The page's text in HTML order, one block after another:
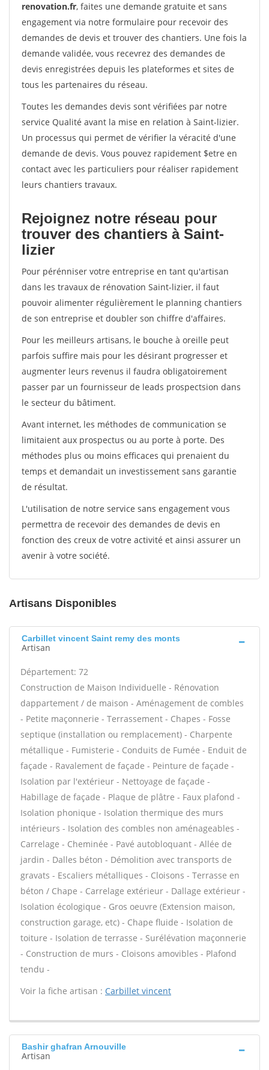
renovation.fr, faites une demande gratuite et sans
engagement via notre formulaire pour recevoir des
demandes de devis et trouver des chantiers. Une fois la
demande validée, vous recevrez des demandes de
devis enregistrées depuis les plateformes et sites de
tous les partenaires du réseau.
Toutes les demandes devis sont vérifiées par notre
service Qualité avant la mise en relation à Saint-lizier.
Un processus qui permet de vérifier la véracité d'une
demande de devis. Vous pouvez rapidement $etre en
contact avec les particuliers pour réaliser rapidement
leurs chantiers travaux.
Rejoignez notre réseau pour
trouver des chantiers à Saint-
lizier
Pour pérénniser votre entreprise en tant qu'artisan
dans les travaux de rénovation Saint-lizier, il faut
pouvoir alimenter régulièrement le planning chantiers
de son entreprise et doubler son chiffre d'affaires.
Pour les meilleurs artisans, le bouche à oreille peut
parfois suffire mais pour les désirant progresser et
augmenter leurs revenus il faudra obligatoirement
passer par un fournisseur de leads prospectsion dans
le secteur du bâtiment.
Avant internet, les méthodes de communication se
limitaient aux prospectus ou au porte à porte. Des
méthodes plus ou moins efficaces qui prenaient du
temps et demandait un investissement sans garantie
de résultat.
L'utilisation de notre service sans engagement vous
permettra de recevoir des demandes de devis en
fonction des creux de votre activité et ainsi assurer un
avenir à votre société.
Artisans Disponibles
Carbillet vincent Saint remy des monts
Artisan
Département: 72
Construction de Maison Individuelle - Rénovation
dappartement / de maison - Aménagement de combles
- Petite maçonnerie - Terrassement - Chapes - Fosse
septique (installation ou remplacement) - Charpente
métallique - Fumisterie - Conduits de Fumée - Enduit de
façade - Ravalement de façade - Peinture de façade -
Isolation par l'extérieur - Nettoyage de façade -
Habillage de façade - Plaque de plâtre - Faux plafond -
Isolation phonique - Isolation thermique des murs
intérieurs - Isolation des combles non aménageables -
Carrelage - Cheminée - Pavé autobloquant - Allée de
jardin - Dalles béton - Démolition avec transports de
gravats - Escaliers métalliques - Cloisons - Terrasse en
béton / Chape - Carrelage extérieur - Dallage extérieur -
Isolation écologique - Gros oeuvre (Extension maison,
construction garage, etc) - Chape fluide - Isolation de
toiture - Isolation de terrasse - Surélévation maçonnerie
- Construction de murs - Cloisons amovibles - Plafond
tendu -
Voir la fiche artisan : Carbillet vincent
Bashir ghafran Arnouville
Artisan